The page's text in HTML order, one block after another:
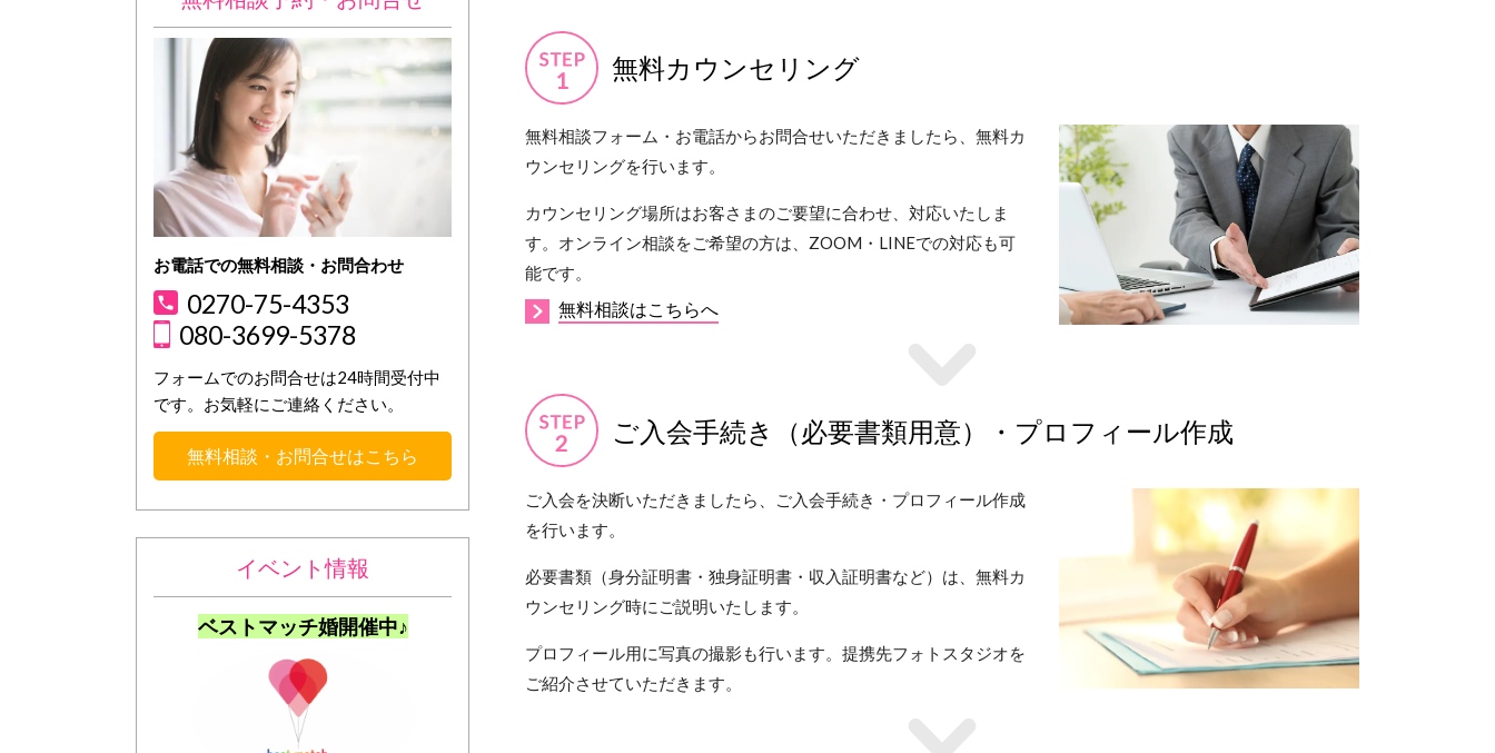
無料カウンセリング
無料相談フォーム・お電話からお問合せいただきましたら、無料カ
ウンセリングを行います。
カウンセリング場所はお客さまのご要望に合わせ、対応いたしま
す。オンライン相談をご希望の方は、ZOOM・LINEでの対応も可
能です。
無料相談はこちらへ
ご入会手続き（必要書類用意）・プロフィール作成
ご入会を決断いただきましたら、ご入会手続き・プロフィール作成
を行います。
必要書類（身分証明書・独身証明書・収入証明書など）は、無料カ
ウンセリング時にご説明いたします。
プロフィール用に写真の撮影も行います。提携先フォトスタジオを
ご紹介させていただきます。
お電話での無料相談・お問合わせ
0270-75-4353
080-3699-5378
フォームでのお問合せは24時間受付中
です。お気軽にご連絡ください。
無料相談・お問合せはこちら
イベント情報
ベストマッチ婚開催中♪